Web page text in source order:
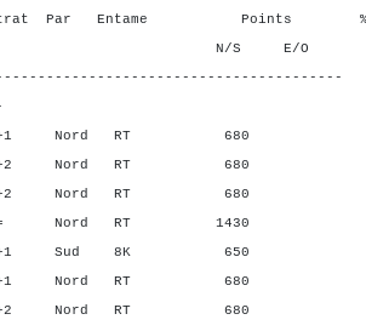
Par Entame Points %
N/S E/O N/
Nord RT 680
Nord RT 680
Nord RT 680
Nord RT 1430
Sud 8K 650 0,00
Nord RT 680
Nord RT 680